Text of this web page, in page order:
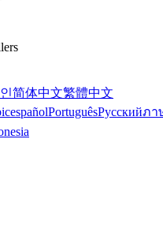
简体中文繁體中文
españolPortuguêsРусскийภา